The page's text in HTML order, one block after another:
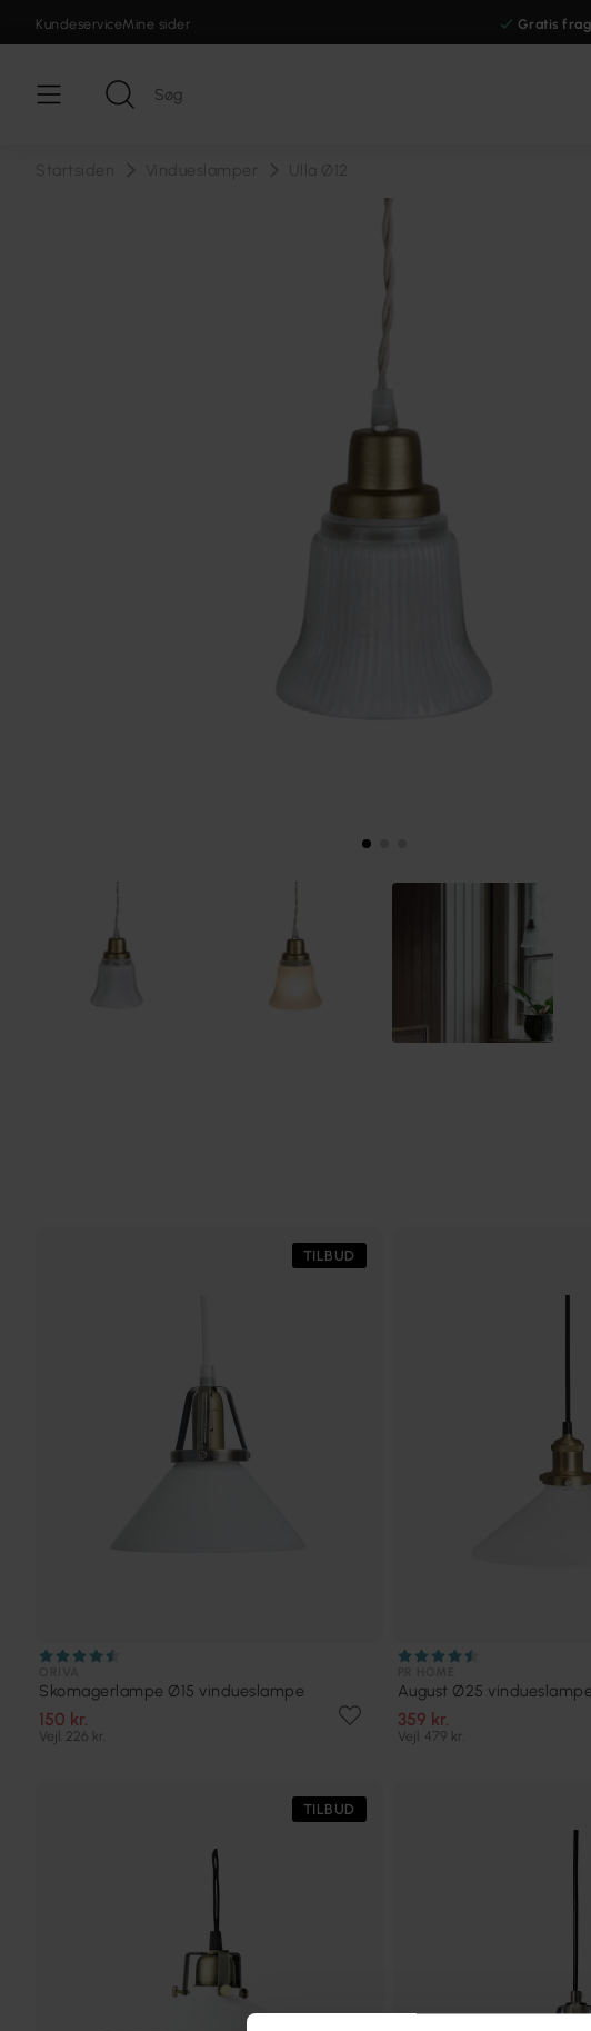
KundeserviceMine sider Gratis
TILBUD
Skomagerlampe Ø15 vindueslampe
150 kr.
Vejl. 226 kr.
August Ø25 vindueslampe
359 kr.
Vejl. 479 kr.
TILBUD